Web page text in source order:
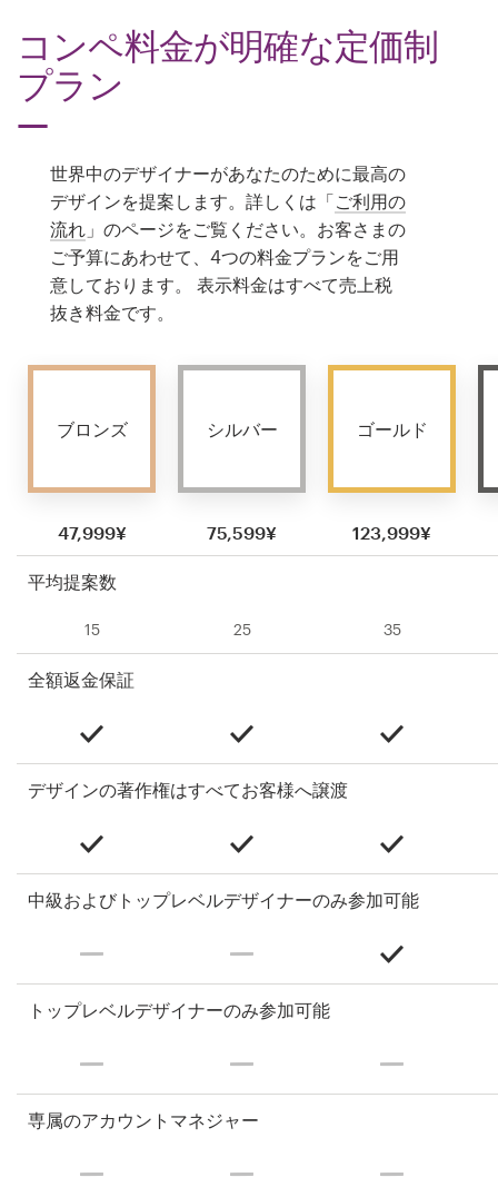
コンペ料金が明確な定価制
プラン
世界中のデザイナーがあなたのために最高の
デザインを提案します。詳しくは「 ご利用の
流れ 」のページをご覧ください。お客さまの
ご予算にあわせて、4つの料金プランをご用
意しております。 表示料金はすべて売上税
抜き料金です。
ブロンズ
47,999¥
シルバー
75,599¥
ゴールド
123,999¥
平均提案数
15 25 35
全額返金保証
デザインの著作権はすべてお客様へ譲渡
中級およびトップレベルデザイナーのみ参加可能
トップレベルデザイナーのみ参加可能
専属のアカウントマネジャー